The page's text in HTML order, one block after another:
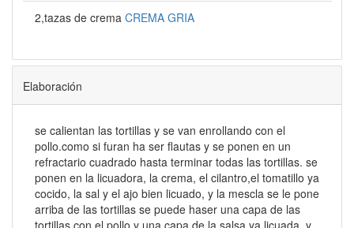
2,tazas de crema CREMA GRIA
Elaboración
se calientan las tortillas y se van enrollando con el
pollo.como si furan ha ser flautas y se ponen en un
refractario cuadrado hasta terminar todas las tortillas. se
ponen en la licuadora, la crema, el cilantro,el tomatillo ya
cocido, la sal y el ajo bien licuado, y la mescla se le pone
arriba de las tortillas se puede haser una capa de las
tortillas con el pollo,y una capa de la salsa ya licuada, y